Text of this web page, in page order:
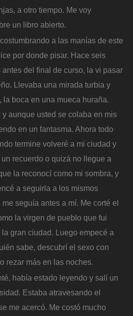
a otro tiempo. Me voy
un libro abierto.
a las manías de este
por donde pisar. Hace seis
del final de curso, la vi pasar
Llevaba una mirada turbia y
la boca en una mueca huraña.
aunque usted se colaba en mis
en un fantasma. Ahora todo
termine volveré a mi ciudad y
recuerdo o quizá no llegue a
la reconocí como mi sombra, y
a seguirla a los mismos
seguía antes a mí. Me corté el
la virgen de pueblo que fui
gran ciudad. Luego empecé a
sabe, descubrí el sexo con
rezar más en las noches.
había estado leyendo y salí un
Estaba atravesando el
me acercó. Me costó mucho